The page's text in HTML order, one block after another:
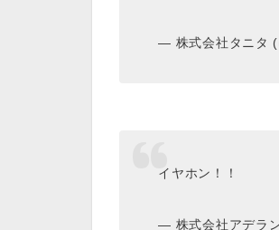
— 株式会社タニタ
イヤホン！！
— 株式会社アデラ